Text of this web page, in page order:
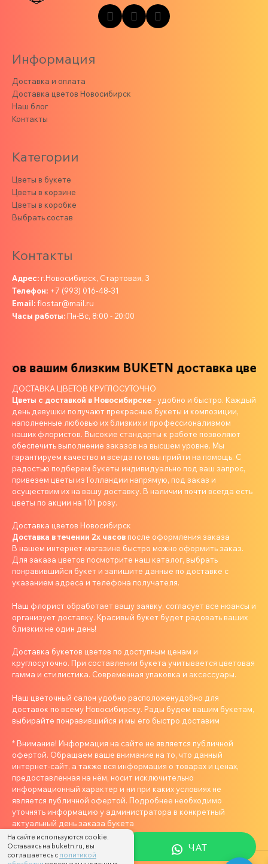
Информация
Доставка и оплата
Доставка цветов Новосибирск
Наш блог
Контакты
Категории
Цветы в букете
Цветы в корзине
Цветы в коробке
Выбрать состав
Контакты
Адрес: г.Новосибирск, Стартовая, 3
Телефон: +7 (993) 016-48-31
Email:flostar@mail.ru
Часы работы: Пн-Вс, 8:00 - 20:00
вашим близкимBUKETN доставка цветов
ДОСТАВКА ЦВЕТОВ КРУГЛОСУТОЧНО
Цветы с доставкой в Новосибирске- удобно и быстро. Каждый
день девушки получают прекрасные букеты и композиции,
наполненные любовью их близких и профессионализмом
наших флористов. Высокие стандарты к работе позволяют
обеспечить выполнение заказов на высшем уровне. Мы
гарантируем качество и всегда готовы прийти на помощь. С
радостью подберем букеты индивидуально под ваш запрос,
привезем цветы из Голландии напрямую, под заказ и
осуществим их на вашу доставку. В наличии почти всегда есть
цветы по акции на 101 розу.
Доставка цветов Новосибирск
Доставка в течении 2х часов после оформления заказа
В нашем интернет-магазине быстро можно оформить заказ.
Для заказа цветов посмотрите наш каталог, выбрать
понравившийся букет и запишите данные по доставке с
указанием адреса и телефона получателя.
Наш флорист обработает вашу заявку, согласует все нюансы и
организует доставку. Красивый букет будет радовать ваших
близких не один день!
Доставка букетов цветов по доступным ценам и
круглосуточно. При составлении букета учитывается цветовая
гамма и стилистика. Современная упаковка и аксессуары.
Наш цветочный салон удобно расположенудобно для
доставок по всему Новосибирску. Рады будем вашим букетам,
выбирайте понравившийся и мы его быстро доставим
* Внимание! Информация на сайте не является публичной
офертой. Обращаем ваше внимание на то, что данный
интернет-сайт, а также вся информация о товарах и ценах,
предоставленная на нём, носит исключительно
информационный характер и ни при каких условиях не
является публичной офертой. Подробнее необходимо
уточнять информацию у администратора в конкретный
актуальный день заказа букета
ЧАТ
На сайте используются cookie.
Оставаясь на buketn.ru, вы
соглашаетесь с политикой